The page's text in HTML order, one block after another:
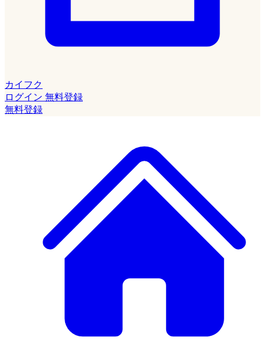
カイフク
ログイン 無料登録
無料登録